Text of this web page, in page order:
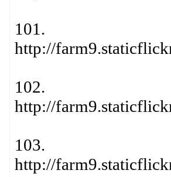
101.
http://
102.
http://
103.
http://